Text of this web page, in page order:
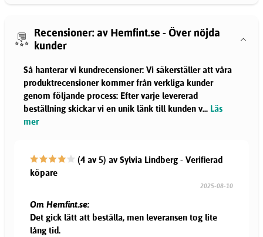
Recensioner: av Hemfint.se - Över nöjda
kunder
Så hanterar vi kundrecensioner: Vi säkerställer att våra
produktrecensioner kommer från verkliga kunder
genom följande process: Efter varje levererad
beställning skickar vi en unik länk till kunden v... Läs
mer
(4 av 5) av Sylvia Lindberg - Verifierad
köpare
2025-08-10
Om Hemfint.se:
Det gick lätt att beställa, men leveransen tog lite
lång tid.